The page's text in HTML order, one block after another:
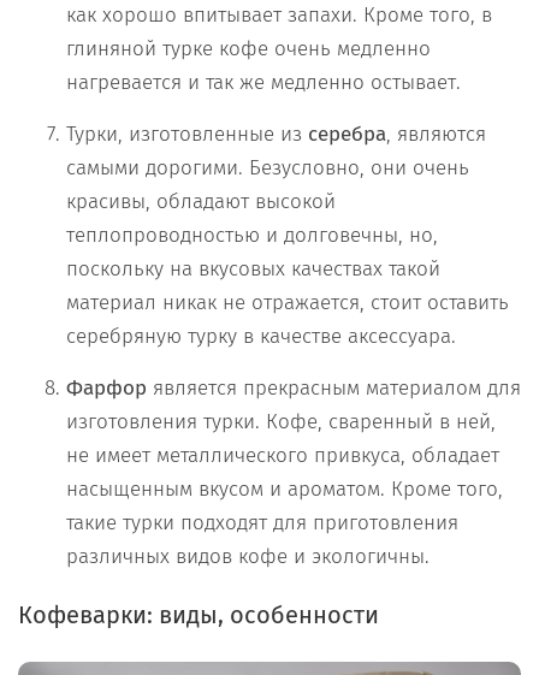
как хорошо впитывает запахи. Кроме того, в
глиняной турке кофе очень медленно
нагревается и так же медленно остывает.
Турки, изготовленные из серебра, являются
самыми дорогими. Безусловно, они очень
красивы, обладают высокой
теплопроводностью и долговечны, но,
поскольку на вкусовых качествах такой
материал никак не отражается, стоит оставить
серебряную турку в качестве аксессуара.
Фарфор является прекрасным материалом для
изготовления турки. Кофе, сваренный в ней,
не имеет металлического привкуса, обладает
насыщенным вкусом и ароматом. Кроме того,
такие турки подходят для приготовления
различных видов кофе и экологичны.
Кофеварки: виды, особенности